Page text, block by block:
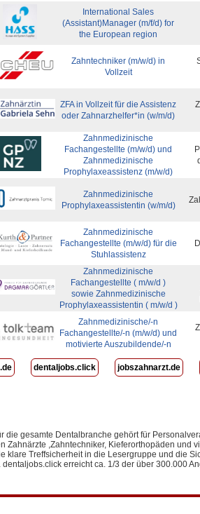
International Sales
(Assistant)Manager (m/f/d) for
the European region
Zahntechniker (m/w/d) in
Vollzeit
ZFA in Vollzeit für die Assistenz
oder Zahnarzhelfer*in (w/m/d)
Zahnmedizinische
Fachangestellte (m/w/d) und
Zahnmedizinische
Prophylaxeassistenz (m/w/d)
Zahnmedizinische
Prophylaxeassistentin (w/m/d)
Zahnmedizinische
Fachangestellte (m/w/d) für die
Stuhlassistenz
Zahnmedizinische
Fachangestellte ( m/w/d )
sowie Zahnmedizinische
Prophylaxeassistentin ( m/w/d )
Zahnmedizinische/-n
Fachangestellte/-n (m/w/d) und
motivierte Auszubildende/-n
dentaljobs.click jobszahnarzt.de
gesamte Dentalbranche gehört für
Zahnärzte ,Zahntechniker, Kieferorthopäden und
klare Treffsicherheit in die Lesergruppe und die
erreicht ca. 1/3 der über 300.000